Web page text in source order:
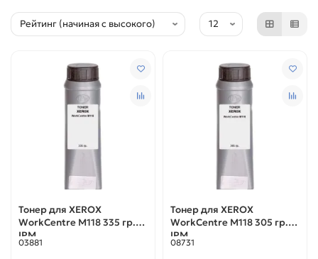
Тонер для XEROX
WorkCentre М118 335 гр.
IPM
03881
Тонер для XEROX
WorkCentre М118 305 гр.
IPM
08731